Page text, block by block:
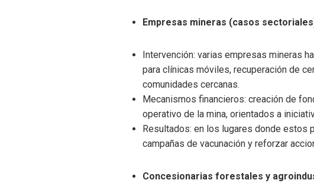
Empresas mineras (casos
Intervención: varias empresas mineras
para clínicas móviles, recuperación de
comunidades cercanas.
Mecanismos financieros: creación de
operativo de la mina, orientados a
Resultados: en los lugares donde estos
campañas de vacunación y reforzar
Concesionarias forestales y